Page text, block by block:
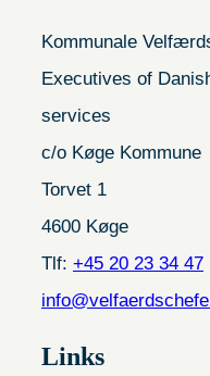
Kommunale
Executives of
services
c/o Køge Kommune
Torvet 1
4600 Køge
Tlf: +45 20 23 34 47
Links